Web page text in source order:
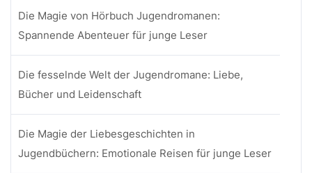
Die Magie von Hörbuch Jugendromanen:
Spannende Abenteuer für junge Leser
Die fesselnde Welt der Jugendromane: Liebe,
Bücher und Leidenschaft
Die Magie der Liebesgeschichten in
Jugendbüchern: Emotionale Reisen für junge Leser